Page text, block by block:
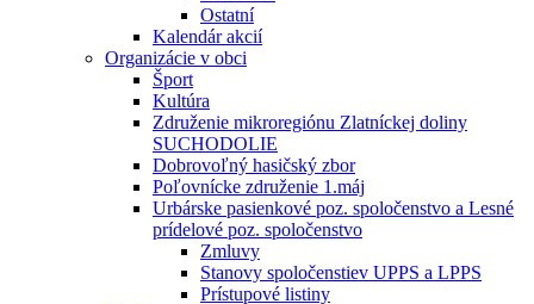
Ostatní
Kalendár akcií
Organizácie v obci
Šport
Kultúra
Združenie mikroregiónu Zlatníckej doliny
SUCHODOLIE
Dobrovoľný hasičský zbor
Poľovnícke združenie 1.máj
Urbárske pasienkové poz. spoločenstvo a Lesné
prídelové poz. spoločenstvo
Zmluvy
Stanovy spoločenstiev UPPS a LPPS
Prístupové listiny